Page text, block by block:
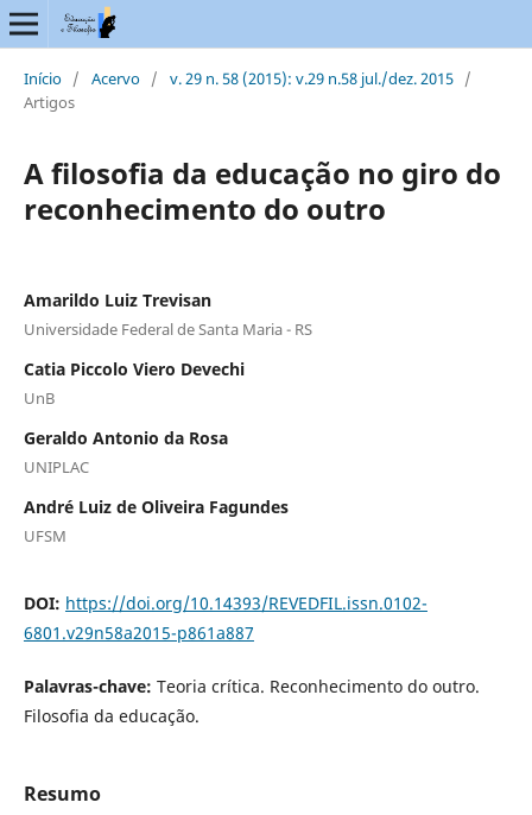
Início / Acervo / v. 29 n. 58 (2015): v.29 n.58 jul./dez. 2015 /
Artigos
A filosofia da educação no giro do
reconhecimento do outro
Amarildo Luiz Trevisan
Universidade Federal de Santa Maria - RS
Catia Piccolo Viero Devechi
UnB
Geraldo Antonio da Rosa
UNIPLAC
André Luiz de Oliveira Fagundes
UFSM
DOI: https://doi.org/10.14393/REVEDFIL.issn.0102-
6801.v29n58a2015-p861a887
Palavras-chave: Teoria crítica. Reconhecimento do outro.
Filosofia da educação.
Resumo